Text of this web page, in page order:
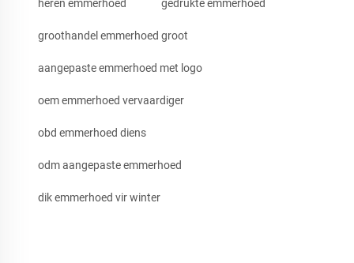
heren emmerhoed gedrukte emmerhoed
groothandel emmerhoed groot
aangepaste emmerhoed met logo
oem emmerhoed vervaardiger
obd emmerhoed diens
odm aangepaste emmerhoed
dik emmerhoed vir winter